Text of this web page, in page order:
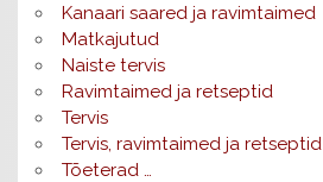
Kanaari saared ja ravimtaimed
Matkajutud
Naiste tervis
Ravimtaimed ja retseptid
Tervis
Tervis, ravimtaimed ja retseptid
Tõeterad …